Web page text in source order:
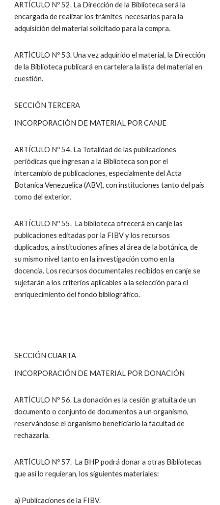
ARTÍCULO Nº 52. La Dirección de la Biblioteca será la
encargada de realizar los trámites necesarios para la
adquisición del material solicitado para la compra.
ARTÍCULO Nº 53. Una vez adquirido el material, la Dirección
de la Biblioteca publicará en cartelera la lista del material en
cuestión.
SECCIÓN TERCERA
INCORPORACIÓN DE MATERIAL POR CANJE
ARTÍCULO Nº 54. La Totalidad de las publicaciones
periódicas que ingresan a la Biblioteca son por el
intercambio de publicaciones, especialmente del Acta
Botanica Venezuelica (ABV), con instituciones tanto del país
como del exterior.
ARTÍCULO Nº 55. La biblioteca ofrecerá en canje las
publicaciones editadas por la FIBV y los recursos
duplicados, a instituciones afines al área de la botánica, de
su mismo nivel tanto en la investigación como en la
docencia. Los recursos documentales recibidos en canje se
sujetarán a los criterios aplicables a la selección para el
enriquecimiento del fondo bibliográfico.
SECCIÓN CUARTA
INCORPORACIÓN DE MATERIAL POR DONACIÓN
ARTÍCULO Nº 56. La donación es la cesión gratuita de un
documento o conjunto de documentos a un organismo,
reservándose el organismo beneficiario la facultad de
rechazarla.
ARTÍCULO Nº 57. La BHP podrá donar a otras Bibliotecas
que así lo requieran, los siguientes materiales:
a) Publicaciones de la FIBV.